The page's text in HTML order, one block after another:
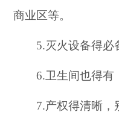
商业区等。
5.灭火设备得必
6.卫生间也得有
7.产权得清晰，